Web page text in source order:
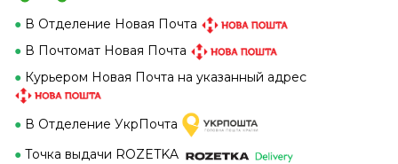
● В Отделение Новая Почта
● В Почтомат Новая Почта
● Курьером Новая Почта на указанный адрес
● В Отделение УкрПочта
● Точка выдачи ROZETKA